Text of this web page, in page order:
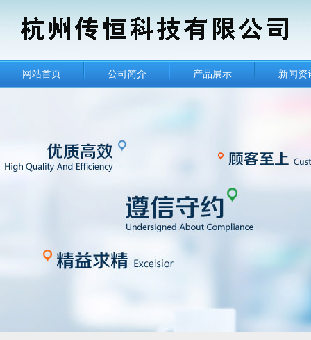
网站首页 公司简介 产品展示 新闻资